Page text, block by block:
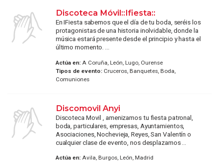
Discoteca Móvil::Ifiesta::
En IFiesta sabemos que el día de tu boda, seréis los
protagonistas de una historia inolvidable, donde la
música estará presente desde el principio y hasta el
último momento. ...
Actúa en:A Coruña, León, Lugo, Ourense
Tipos de evento:Cruceros, Banquetes, Boda,
Comuniones
Discomovil Anyi
Discoteca Movil , amenizamos tu fiesta patronal,
boda, particulares, empresas, Ayuntamientos,
Asociaciones, Nochevieja, Reyes, San Valentín o
cualquier clase de evento, nos desplazamos ...
Actúa en:Avila, Burgos, León, Madrid